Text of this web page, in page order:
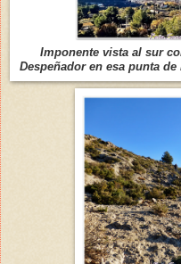
Imponente vista al sur
Despeñador en esa punta